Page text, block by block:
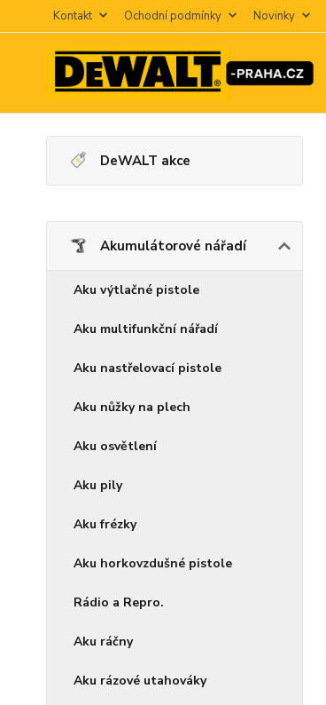
Kontakt Ochodní podmínky Novinky
DeWALT akce
Akumulátorové nářadí
Aku výtlačné pistole
Aku multifunkční nářadí
Aku nastřelovací pistole
Aku nůžky na plech
Aku osvětlení
Aku pily
Aku frézky
Aku horkovzdušné pistole
Rádio a Repro.
Aku ráčny
Aku rázové utahováky